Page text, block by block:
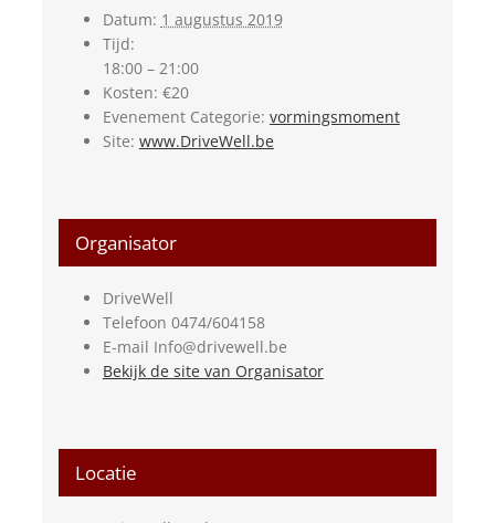
Datum: 1 augustus 2019
Tijd:
18:00 – 21:00
Kosten: €20
Evenement Categorie: vormingsmoment
Site: www.DriveWell.be
Organisator
DriveWell
Telefoon 0474/604158
E-mail Info@drivewell.be
Bekijk de site van Organisator
Locatie